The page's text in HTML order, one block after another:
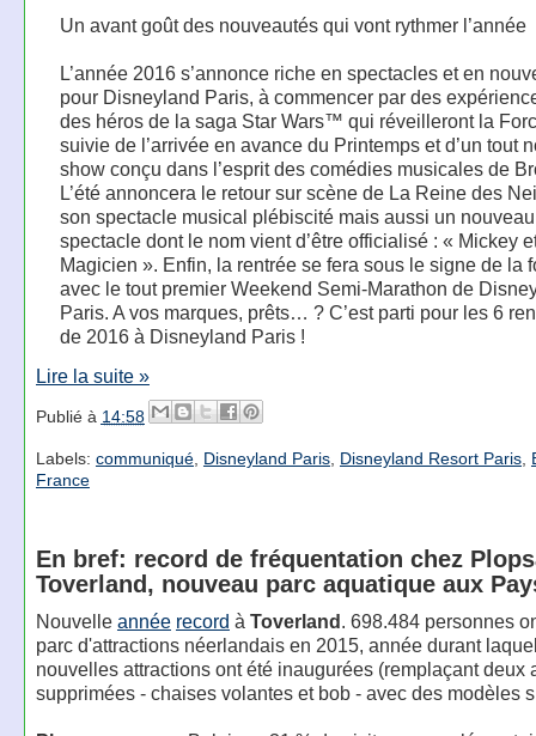
Un avant goût des nouveautés qui vont rythmer l’année
L’année 2016 s’annonce riche en spectacles et en
pour Disneyland Paris, à commencer par des
des héros de la saga Star Wars™ qui réveilleront la
suivie de l’arrivée en avance du Printemps et d’un tout
show conçu dans l’esprit des comédies musicales de
L’été annoncera le retour sur scène de La Reine des
son spectacle musical plébiscité mais aussi un nouveau
spectacle dont le nom vient d’être officialisé : « Mickey
Magicien ». Enfin, la rentrée se fera sous le signe de la
avec le tout premier Weekend Semi-Marathon de
Paris. A vos marques, prêts… ? C’est parti pour les 6
de 2016 à Disneyland Paris !
Lire la suite »
Publié à 14:58
Labels: communiqué, Disneyland Paris, Disneyland Resort Paris,
France
En bref: record de fréquentation chez
Toverland, nouveau parc aquatique aux
Nouvelle année record à Toverland. 698.484 personnes
parc d'attractions néerlandais en 2015, année durant
nouvelles attractions ont été inaugurées (remplaçant deux
supprimées - chaises volantes et bob - avec des modèles